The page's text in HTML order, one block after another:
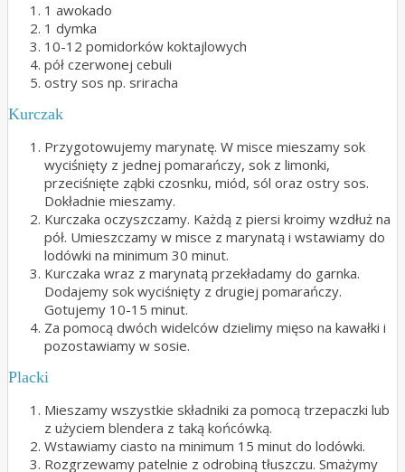
1 awokado
1 dymka
10-12 pomidorków koktajlowych
pół czerwonej cebuli
ostry sos np. sriracha
Kurczak
Przygotowujemy marynatę. W misce mieszamy sok
wyciśnięty z jednej pomarańczy, sok z limonki,
przeciśnięte ząbki czosnku, miód, sól oraz ostry sos.
Dokładnie mieszamy.
Kurczaka oczyszczamy. Każdą z piersi kroimy wzdłuż na
pół. Umieszczamy w misce z marynatą i wstawiamy do
lodówki na minimum 30 minut.
Kurczaka wraz z marynatą przekładamy do garnka.
Dodajemy sok wyciśnięty z drugiej pomarańczy.
Gotujemy 10-15 minut.
Za pomocą dwóch widelców dzielimy mięso na kawałki i
pozostawiamy w sosie.
Placki
Mieszamy wszystkie składniki za pomocą trzepaczki lub
z użyciem blendera z taką końcówką.
Wstawiamy ciasto na minimum 15 minut do lodówki.
Rozgrzewamy patelnie z odrobiną tłuszczu. Smażymy